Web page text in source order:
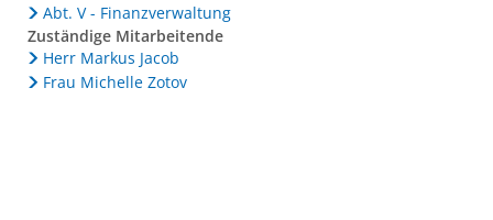
Abt. V - Finanzverwaltung
Zuständige Mitarbeitende
Herr Markus Jacob
Frau Michelle Zotov